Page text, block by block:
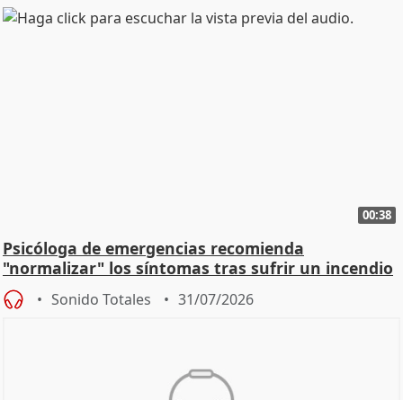
00:38
Psicóloga de emergencias recomienda
"normalizar" los síntomas tras sufrir un incendio
Sonido Totales 31/07/2026